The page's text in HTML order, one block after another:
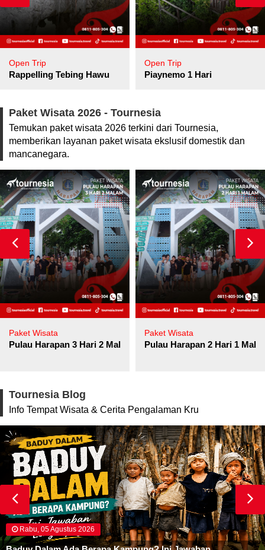
Open Trip
Rappelling Tebing Hawu
Open Trip
Piaynemo 1 Hari
Paket Wisata 2026 - Tournesia
Temukan paket wisata 2026 terkini dari Tournesia,
memberikan layanan paket wisata ekslusif domestik dan
mancanegara.
Paket Wisata
Pulau Harapan 3 Hari 2 Malam
Paket Wisata
Pulau Harapan 2 Hari 1
Tournesia Blog
Info Tempat Wisata & Cerita Pengalaman Kru
Rabu, 05 Agustus 2026